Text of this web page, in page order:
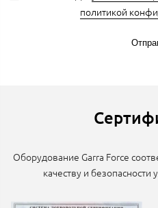
политикой
Оборудование Garra Force
качеству и